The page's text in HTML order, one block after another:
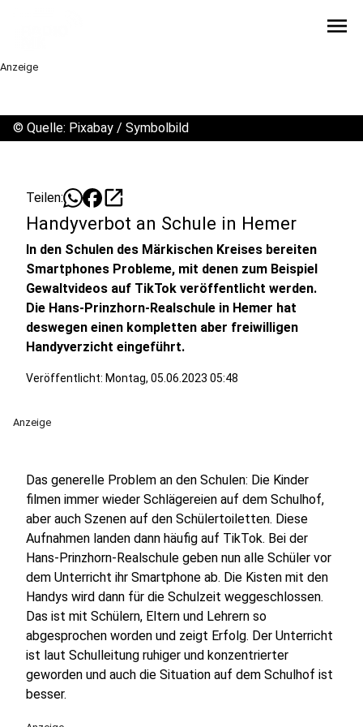
menu
Anzeige
© Quelle: Pixabay / Symbolbild
Teilen: open_in_new
Handyverbot an Schule in Hemer
In den Schulen des Märkischen Kreises bereiten
Smartphones Probleme, mit denen zum Beispiel
Gewaltvideos auf TikTok veröffentlicht werden.
Die Hans-Prinzhorn-Realschule in Hemer hat
deswegen einen kompletten aber freiwilligen
Handyverzicht eingeführt.
Veröffentlicht: Montag, 05.06.2023 05:48
Anzeige
Das generelle Problem an den Schulen: Die Kinder
filmen immer wieder Schlägereien auf dem Schulhof,
aber auch Szenen auf den Schülertoiletten. Diese
Aufnahmen landen dann häufig auf TikTok. Bei der
Hans-Prinzhorn-Realschule geben nun alle Schüler vor
dem Unterricht ihr Smartphone ab. Die Kisten mit den
Handys wird dann für die Schulzeit weggeschlossen.
Das ist mit Schülern, Eltern und Lehrern so
abgesprochen worden und zeigt Erfolg. Der Unterricht
ist laut Schulleitung ruhiger und konzentrierter
geworden und auch die Situation auf dem Schulhof ist
besser.